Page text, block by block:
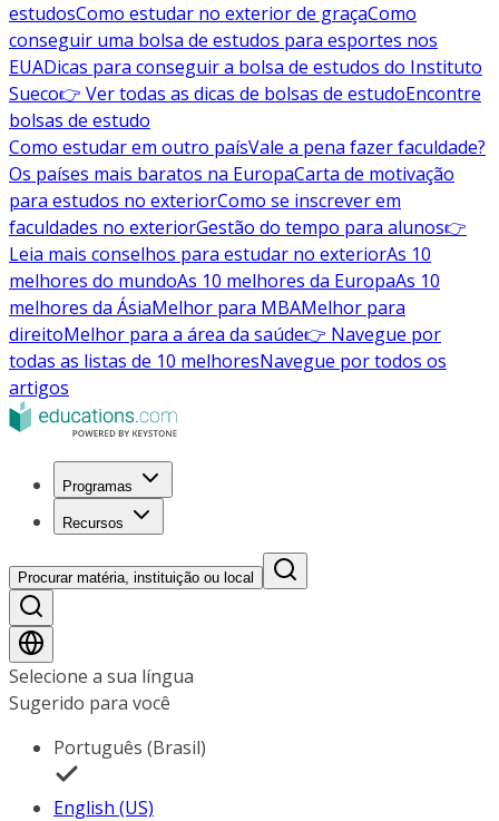
estudosComo estudar no exterior de graçaComo
conseguir uma bolsa de estudos para esportes nos
EUADicas para conseguir a bolsa de estudos do Instituto
Sueco👉 Ver todas as dicas de bolsas de estudoEncontre
bolsas de estudo
Como estudar em outro paísVale a pena fazer faculdade?
Os países mais baratos na EuropaCarta de motivação
para estudos no exteriorComo se inscrever em
faculdades no exteriorGestão do tempo para alunos👉
Leia mais conselhos para estudar no exteriorAs 10
melhores do mundoAs 10 melhores da EuropaAs 10
melhores da ÁsiaMelhor para MBAMelhor para
direitoMelhor para a área da saúde👉 Navegue por
todas as listas de 10 melhoresNavegue por todos os
artigos
Programas
Recursos
Procurar matéria, instituição ou local
Selecione a sua língua
Sugerido para você
Português (Brasil)
English (US)